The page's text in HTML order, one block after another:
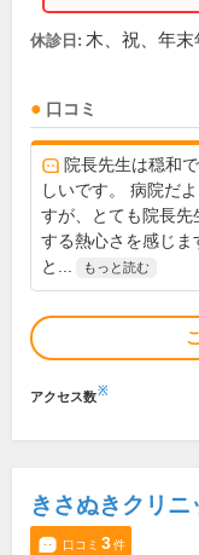
休診日: 木、祝、年末
口コミ
院長先生は穏和
しいです。 病院だ
すが、とても院長先
する熱心さを感じま
と...
もっと読む
アクセス数※
きさぬきクリニ
口コミ 3件